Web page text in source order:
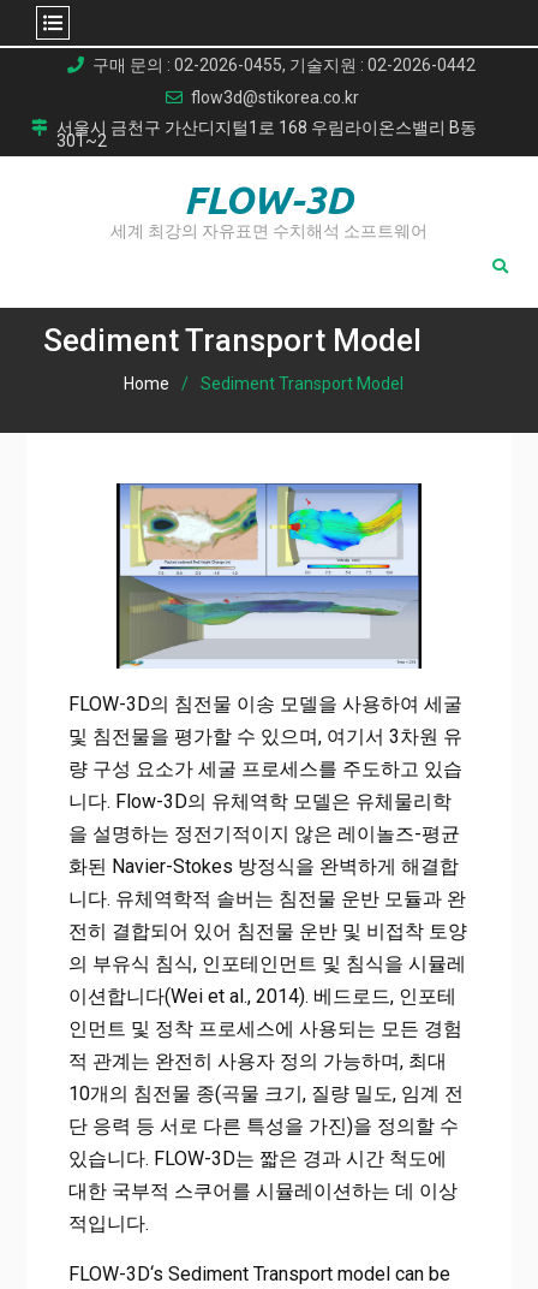
content
구매 문의 : 02-2026-0455, 기술지원 : 02-2026-0442
flow3d@stikorea.co.kr
서울시 금천구 가산디지털1로 168 우림라이온스밸리 B동
301~2
FLOW-3D
세계 최강의 자유표면 수치해석 소프트웨어
Sediment Transport Model
Home Sediment Transport Model
FLOW-3D의 침전물 이송 모델을 사용하여 세굴
및 침전물을 평가할 수 있으며, 여기서 3차원 유
량 구성 요소가 세굴 프로세스를 주도하고 있습
니다. Flow-3D의 유체역학 모델은 유체물리학
을 설명하는 정전기적이지 않은 레이놀즈-평균
화된 Navier-Stokes 방정식을 완벽하게 해결합
니다. 유체역학적 솔버는 침전물 운반 모듈과 완
전히 결합되어 있어 침전물 운반 및 비접착 토양
의 부유식 침식, 인포테인먼트 및 침식을 시뮬레
이션합니다(Wei et al., 2014). 베드로드, 인포테
인먼트 및 정착 프로세스에 사용되는 모든 경험
적 관계는 완전히 사용자 정의 가능하며, 최대
10개의 침전물 종(곡물 크기, 질량 밀도, 임계 전
단 응력 등 서로 다른 특성을 가진)을 정의할 수
있습니다. FLOW-3D는 짧은 경과 시간 척도에
대한 국부적 스쿠어를 시뮬레이션하는 데 이상
적입니다.
FLOW-3D‘s Sediment Transport model can be